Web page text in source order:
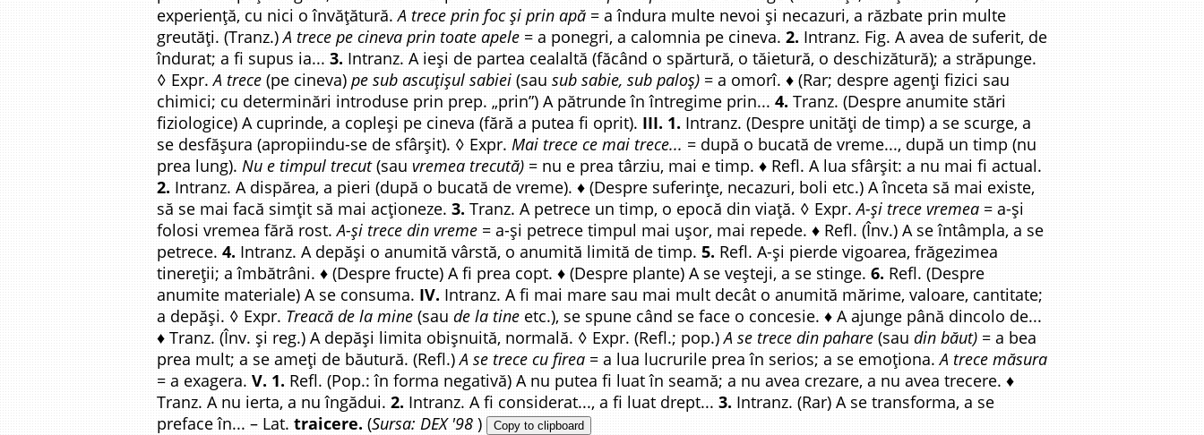
experiență, cu nici o învățătură.A trece prin foc și prin apă = a îndura multe nevoi și necazuri, a răzbate prin multe
greutăți. (Tranz.)A trece pe cineva prin toate apele = a ponegri, a calomnia pe cineva. 2. Intranz. Fig. A avea de suferit, de
îndurat; a fi supus ia... 3. Intranz. A ieși de partea cealaltă (făcând o spărtură, o tăietură, o deschizătură); a străpunge.
◊ Expr.A trece (pe cineva) pe sub ascuțișul sabiei (sau sub sabie, sub paloș) = a omorî. ♦ (Rar; despre agenți fizici sau
chimici; cu determinări introduse prin prep. „prin”) A pătrunde în întregime prin... 4. Tranz. (Despre anumite stări
fiziologice) A cuprinde, a copleși pe cineva (fără a putea fi oprit). III. 1. Intranz. (Despre unități de timp) a se scurge, a
se desfășura (apropiindu-se de sfârșit). ◊ Expr. Mai trece ce mai trece... = după o bucată de vreme..., după un timp (nu
prea lung). Nu e timpul trecut(sau vremea trecută) = nu e prea târziu, mai e timp. ♦ Refl. A lua sfârșit: a nu mai fi actual.
2. Intranz. A dispărea, a pieri (după o bucată de vreme). ♦ (Despre suferințe, necazuri, boli etc.) A înceta să mai existe,
să se mai facă simțit să mai acționeze. 3. Tranz. A petrece un timp, o epocă din viață. ◊ Expr.A-și trece vremea = a-și
folosi vremea fără rost.A-și trece din vreme = a-și petrece timpul mai ușor, mai repede. ♦ Refl. (Înv.) A se întâmpla, a se
petrece. 4. Intranz. A depăși o anumită vârstă, o anumită limită de timp. 5. Refl. A-și pierde vigoarea, frăgezimea
tinereții; a îmbătrâni. ♦ (Despre fructe) A fi prea copt. ♦ (Despre plante) A se veșteji, a se stinge. 6. Refl. (Despre
anumite materiale) A se consuma. IV. Intranz. A fi mai mare sau mai mult decât o anumită mărime, valoare, cantitate;
a depăși. ◊ Expr. Treacă de la mine (sau de la tine etc.), se spune când se face o concesie. ♦ A ajunge până dincolo de...
♦ Tranz. (Înv. și reg.) A depăși limita obișnuită, normală. ◊ Expr. (Refl.; pop.)A se trece din pahare (sau din băut) = a bea
prea mult; a se ameți de băutură. (Refl.)A se trece cu firea = a lua lucrurile prea în serios; a se emoționa.A trece măsura
= a exagera. V. 1. Refl. (Pop.: în forma negativă) A nu putea fi luat în seamă; a nu avea crezare, a nu avea trecere. ♦
Tranz. A nu ierta, a nu îngădui. 2. Intranz. A fi considerat..., a fi luat drept... 3. Intranz. (Rar) A se transforma, a se
preface în... – Lat. traicere. (Sursa: DEX '98 ) Copy to clipboard